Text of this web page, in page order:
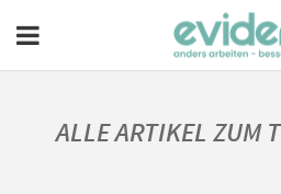
ALLE ARTIKEL ZUM